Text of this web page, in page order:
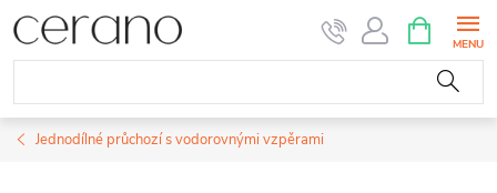
Přejít
na
obsah
NÁKUPNÍ
KOŠÍK
Jednodílné průchozí s vodorovnými vzpěrami